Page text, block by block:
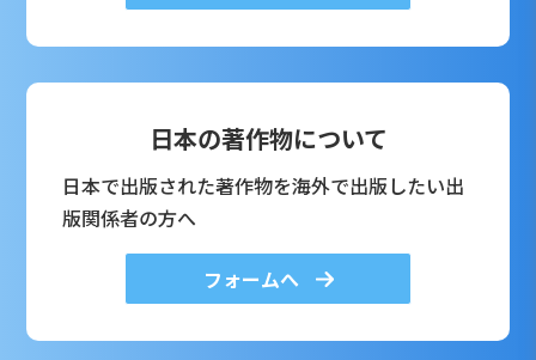
日本の著作物について
日本で出版された著作物を海外で出版したい出
版関係者の方へ
フォームへ